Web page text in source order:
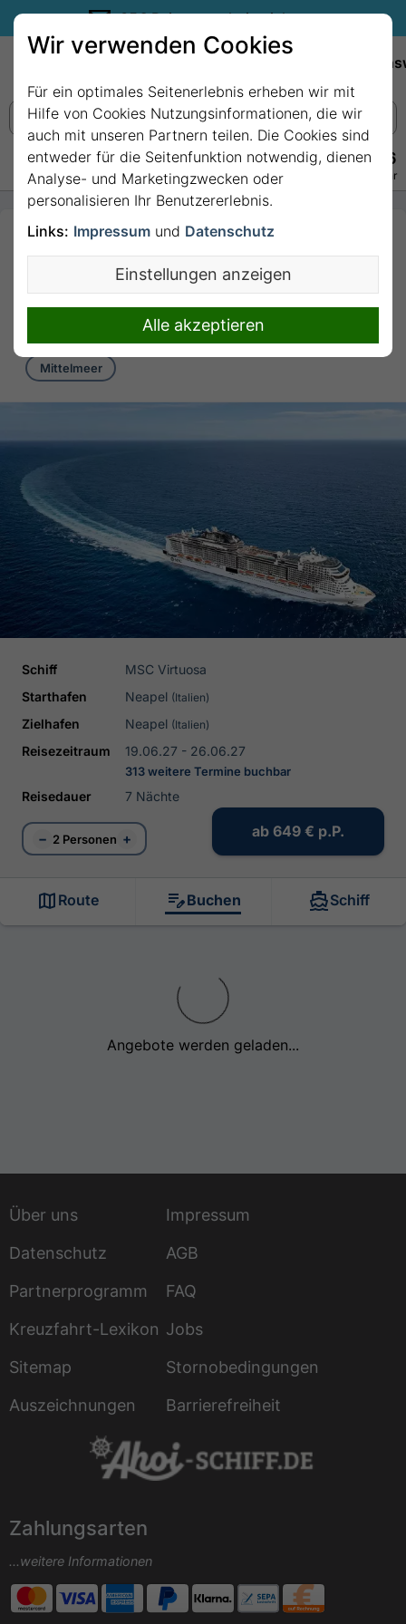
35€ Reisegutschein sichern.
+49 228 3875 7256
Persönlich · Kostenlos · Täglich 08–22 Uhr
7 Nächte Mittelmeer
ab/bis Neapel mit
MSC Virtuosa
7 Nächte von/bis Neapel
Mittelmeer
Schiff
MSC Virtuosa
Starthafen
Neapel (Italien)
Zielhafen Neapel (Italien)
Reisezeitraum 19.06.27 - 26.06.27
313 weitere Termine buchbar
Reisedauer 7 Nächte
− 2 Personen + ab 649 € p.P.
Route Buchen Schiff
Angebote werden geladen...
Über uns
Impressum
Datenschutz
AGB
Partnerprogramm
FAQ
Kreuzfahrt-Lexikon Jobs
Sitemap
Stornobedingungen
Auszeichnungen
Barrierefreiheit
Zahlungsarten
...weitere Informationen
Wir verwenden Cookies
Für ein optimales Seitenerlebnis erheben wir mit
Hilfe von Cookies Nutzungsinformationen, die wir
auch mit unseren Partnern teilen. Die Cookies sind
entweder für die Seitenfunktion notwendig, dienen
Analyse- und Marketingzwecken oder
personalisieren Ihr Benutzererlebnis.
Links: Impressum und Datenschutz
Einstellungen anzeigen
Alle akzeptieren